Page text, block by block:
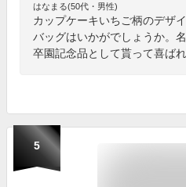
はなまる(50代・男性)
カップケーキいちご柄のデザ
バッグはいかがでしょうか。
卒園記念品として貰って喜ば
5